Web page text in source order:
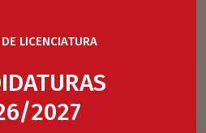
LICENCIATURA
2027